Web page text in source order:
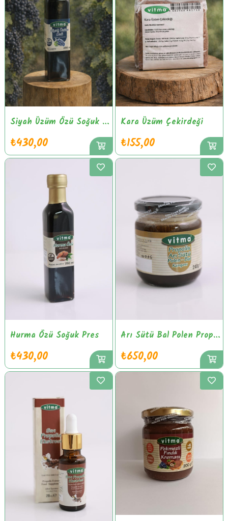
Siyah Üzüm Özü Soğuk Pres
₺430,00
Kara Üzüm Çekirdeği
₺155,00
Hurma Özü Soğuk Pres
₺430,00
Arı Sütü Bal Polen Propolis Karışımı
₺650,00